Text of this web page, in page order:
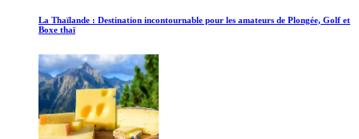
La Thaïlande : Destination incontournable pour les amateurs de Plongée, Golf et
Boxe thaï